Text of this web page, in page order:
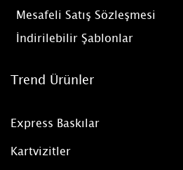
Mesafeli Satış Sözleşmesi
İndirilebilir Şablonlar
Trend Ürünler
Express Baskılar
Kartvizitler